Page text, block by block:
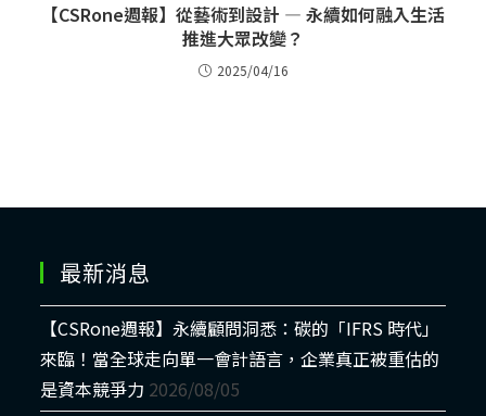
【CSRone週報】從藝術到設計 — 永續如何融入生活
推進大眾改變？
2025/04/16
最新消息
【CSRone週報】永續顧問洞悉：碳的「IFRS 時代」
來臨！當全球走向單一會計語言，企業真正被重估的
是資本競爭力 2026/08/05